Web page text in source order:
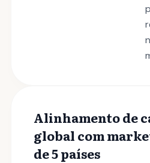
Alinhamento de
global com
de 5 países